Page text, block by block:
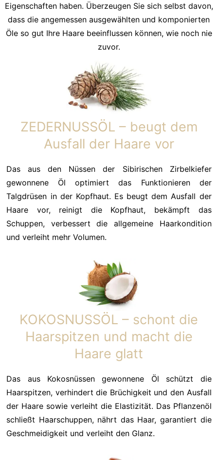
Eigenschaften haben. Überzeugen Sie sich selbst davon,
dass die angemessen ausgewählten und komponierten
Öle so gut Ihre Haare beeinflussen können, wie noch nie
zuvor.
ZEDERNUSSÖL – beugt dem
Ausfall der Haare vor
Das aus den Nüssen der Sibirischen Zirbelkiefer
gewonnene Öl optimiert das Funktionieren der
Talgdrüsen in der Kopfhaut. Es beugt dem Ausfall der
Haare vor, reinigt die Kopfhaut, bekämpft das
Schuppen, verbessert die allgemeine Haarkondition
und verleiht mehr Volumen.
KOKOSNUSSÖL – schont die
Haarspitzen und macht die
Haare glatt
Das aus Kokosnüssen gewonnene Öl schützt die
Haarspitzen, verhindert die Brüchigkeit und den Ausfall
der Haare sowie verleiht die Elastizität. Das Pflanzenöl
schließt Haarschuppen, nährt das Haar, garantiert die
Geschmeidigkeit und verleiht den Glanz.